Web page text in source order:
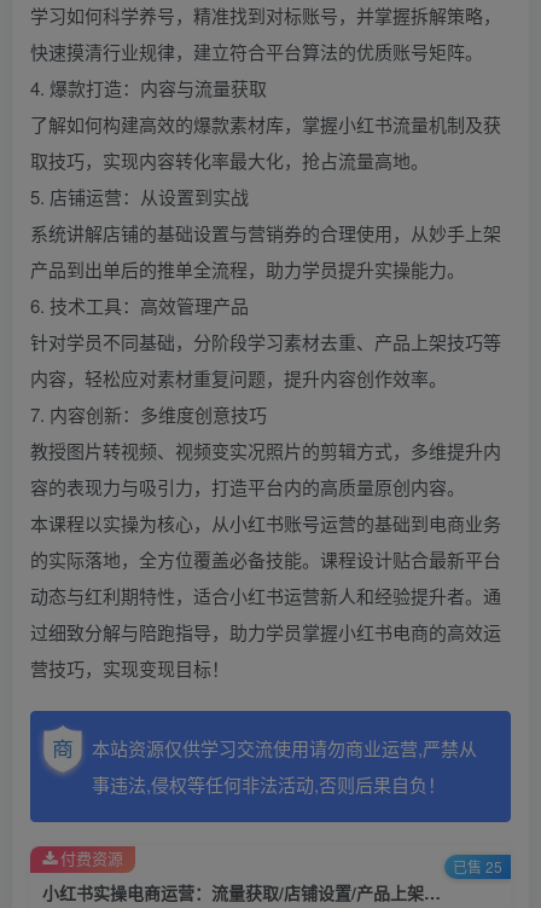
学习如何科学养号，精准找到对标账号，并掌握拆解策略，
快速摸清行业规律，建立符合平台算法的优质账号矩阵。
4. 爆款打造：内容与流量获取
了解如何构建高效的爆款素材库，掌握小红书流量机制及获
取技巧，实现内容转化率最大化，抢占流量高地。
5. 店铺运营：从设置到实战
系统讲解店铺的基础设置与营销券的合理使用，从妙手上架
产品到出单后的推单全流程，助力学员提升实操能力。
6. 技术工具：高效管理产品
针对学员不同基础，分阶段学习素材去重、产品上架技巧等
内容，轻松应对素材重复问题，提升内容创作效率。
7. 内容创新：多维度创意技巧
教授图片转视频、视频变实况照片的剪辑方式，多维提升内
容的表现力与吸引力，打造平台内的高质量原创内容。
本课程以实操为核心，从小红书账号运营的基础到电商业务
的实际落地，全方位覆盖必备技能。课程设计贴合最新平台
动态与红利期特性，适合小红书运营新人和经验提升者。通
过细致分解与陪跑指导，助力学员掌握小红书电商的高效运
营技巧，实现变现目标！
本站资源仅供学习交流使用请勿商业运营,严禁从
事违法,侵权等任何非法活动,否则后果自负！
小红书实操电商运营：流量获取/店铺设置/产品上架/视频剪辑/爆款素材制作
付费资源 已售 25